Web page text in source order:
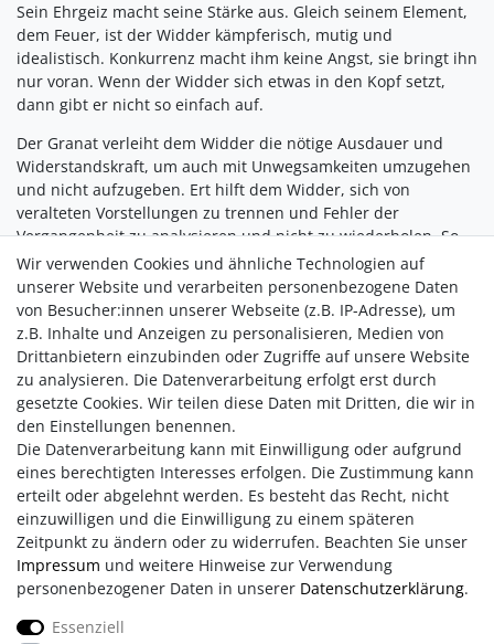
Sein Ehrgeiz macht seine Stärke aus. Gleich seinem Element,
dem Feuer, ist der Widder kämpferisch, mutig und
idealistisch. Konkurrenz macht ihm keine Angst, sie bringt ihn
nur voran. Wenn der Widder sich etwas in den Kopf setzt,
dann gibt er nicht so einfach auf.
Der Granat verleiht dem Widder die nötige Ausdauer und
Widerstandskraft, um auch mit Unwegsamkeiten umzugehen
und nicht aufzugeben. Ert hilft dem Widder, sich von
veralteten Vorstellungen zu trennen und Fehler der
Vergangenheit zu analysieren und nicht zu wiederholen. So
gibt er den im Widder heranreifenden Plänen und den
Dingen, für die er sich begeistert eine stringente Richtung
und hilft ihm dabei, sich besser in die Menschen in seinem
Umfeld und ihre Sicht auf die Dinge hineinzuversetzen und
sie nicht vor den Kopf zu stoßen oder mit seiner Begeisterung
zu überrollen.
Impressum AGB Daten­schutz­erklärung
Wir verwenden Cookies und ähnliche Technologien auf
unserer Website und verarbeiten personenbezogene Daten
von Besucher:innen unserer Webseite (z.B. IP-Adresse), um
z.B. Inhalte und Anzeigen zu personalisieren, Medien von
Drittanbietern einzubinden oder Zugriffe auf unsere Website
zu analysieren. Die Datenverarbeitung erfolgt erst durch
gesetzte Cookies. Wir teilen diese Daten mit Dritten, die wir in
den Einstellungen benennen.
Die Datenverarbeitung kann mit Einwilligung oder aufgrund
eines berechtigten Interesses erfolgen. Die Zustimmung kann
erteilt oder abgelehnt werden. Es besteht das Recht, nicht
einzuwilligen und die Einwilligung zu einem späteren
Zeitpunkt zu ändern oder zu widerrufen. Beachten Sie unser
Impressum und weitere Hinweise zur Verwendung
personenbezogener Daten in unserer Daten­schutz­erklärung.
Essenziell